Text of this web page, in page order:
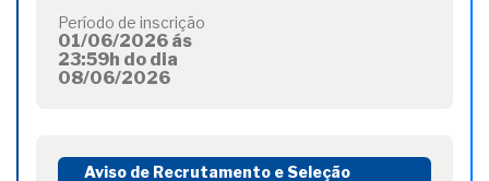
Período de inscrição
01/06/2026 ás
23:59h do dia
08/06/2026
Aviso de Recrutamento e Seleção